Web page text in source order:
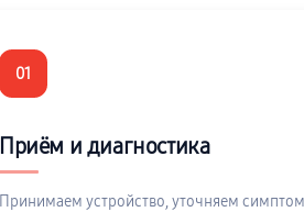
01
Приём и диагностика
Принимаем устройство, уточняем